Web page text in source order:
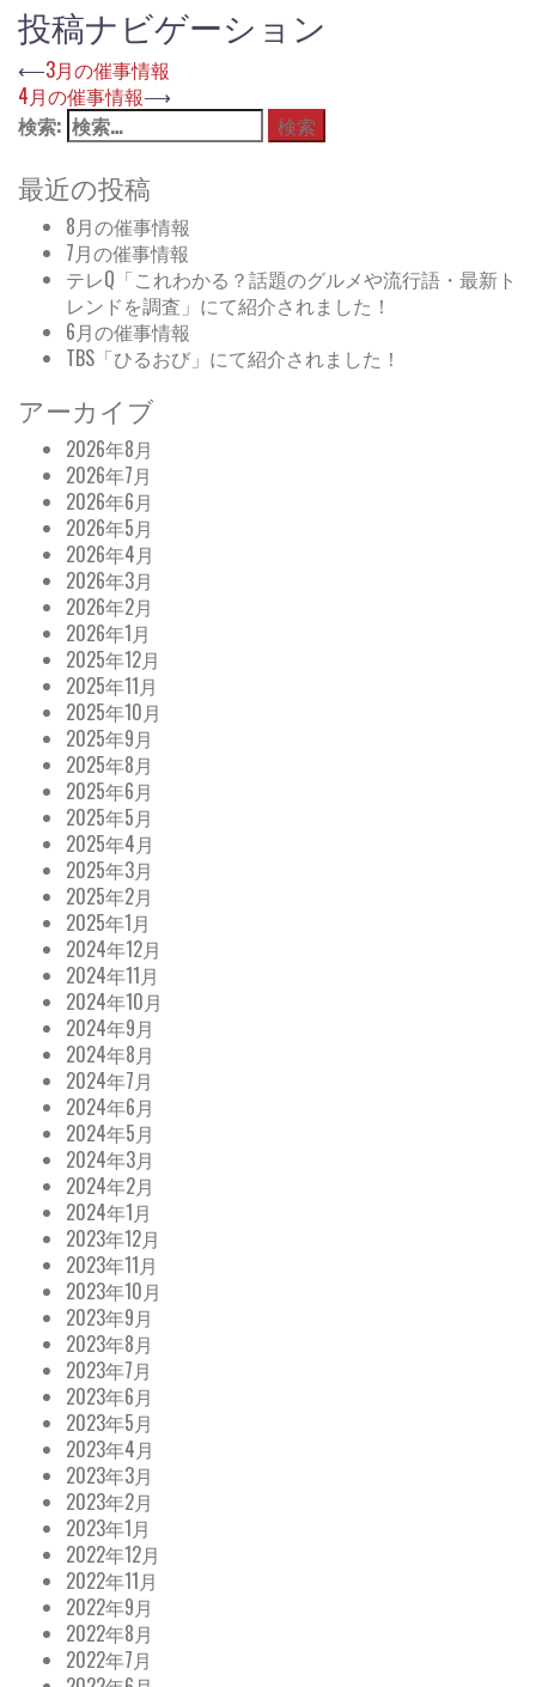
投稿ナビゲーション
⟵3月の催事情報
4月の催事情報⟶
検索:
最近の投稿
8月の催事情報
7月の催事情報
テレQ「これわかる？話題のグルメや流行語・最新ト
レンドを調査」にて紹介されました！
6月の催事情報
TBS「ひるおび」にて紹介されました！
アーカイブ
2026年8月
2026年7月
2026年6月
2026年5月
2026年4月
2026年3月
2026年2月
2026年1月
2025年12月
2025年11月
2025年10月
2025年9月
2025年8月
2025年6月
2025年5月
2025年4月
2025年3月
2025年2月
2025年1月
2024年12月
2024年11月
2024年10月
2024年9月
2024年8月
2024年7月
2024年6月
2024年5月
2024年3月
2024年2月
2024年1月
2023年12月
2023年11月
2023年10月
2023年9月
2023年8月
2023年7月
2023年6月
2023年5月
2023年4月
2023年3月
2023年2月
2023年1月
2022年12月
2022年11月
2022年9月
2022年8月
2022年7月